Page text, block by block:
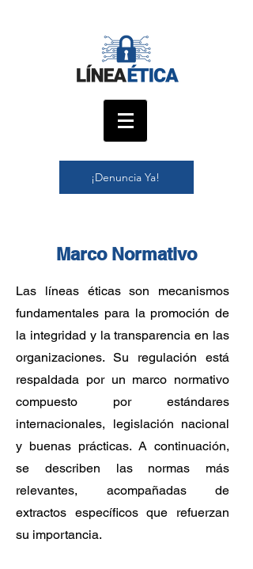
¡Denuncia Ya!
Marco Normativo
Las líneas éticas son mecanismos
fundamentales para la promoción de
la integridad y la transparencia en las
organizaciones. Su regulación está
respaldada por un marco normativo
compuesto por estándares
internacionales, legislación nacional
y buenas prácticas. A continuación,
se describen las normas más
relevantes, acompañadas de
extractos específicos que refuerzan
su importancia.